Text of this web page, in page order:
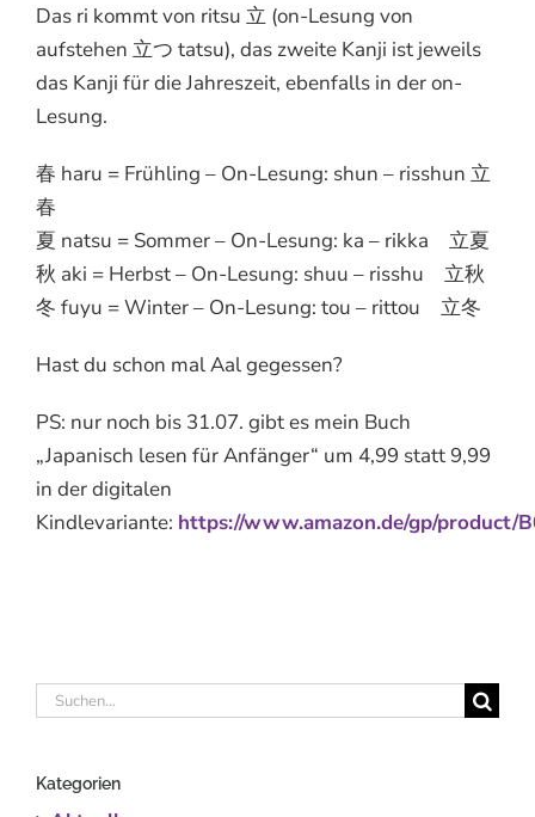
Das ri kommt von ritsu 立 (on-Lesung von
aufstehen 立つ tatsu), das zweite Kanji ist jeweils
das Kanji für die Jahreszeit, ebenfalls in der on-
Lesung.
春 haru = Frühling – On-Lesung: shun – risshun 立
春
夏 natsu = Sommer – On-Lesung: ka – rikka 立夏
秋 aki = Herbst – On-Lesung: shuu – risshu 立秋
冬 fuyu = Winter – On-Lesung: tou – rittou 立冬
Hast du schon mal Aal gegessen?
PS: nur noch bis 31.07. gibt es mein Buch
„Japanisch lesen für Anfänger“ um 4,99 statt 9,99
in der digitalen
Kindlevariante: https://www.amazon.de/gp/product/
Suche
Kategorien